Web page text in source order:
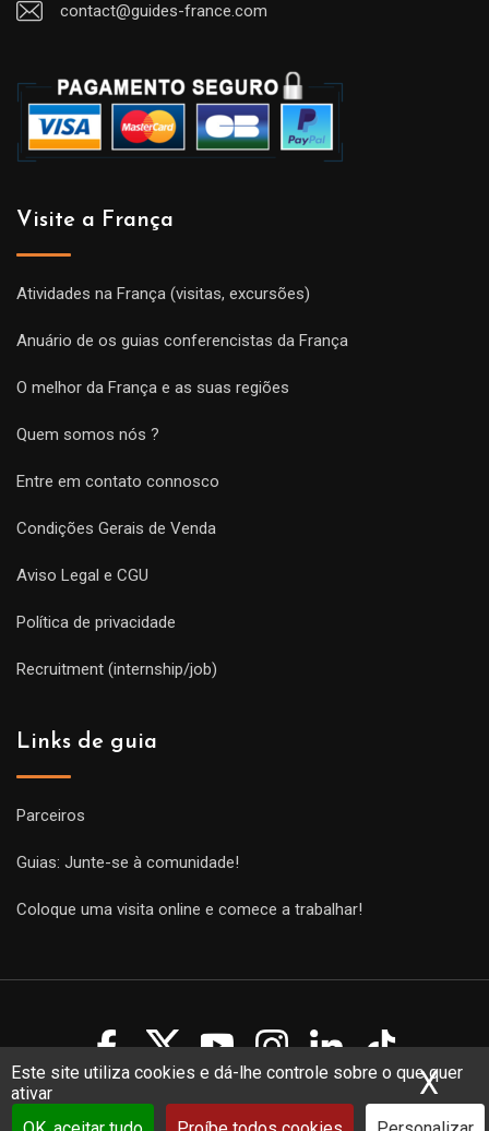
Este site utiliza cookies e dá-lhe controle sobre o que quer
ativar
X
contact@guides-france.com
Visite a França
Atividades na França (visitas, excursões)
Anuário de os guias conferencistas da França
O melhor da França e as suas regiões
Quem somos nós ?
Entre em contato connosco
Condições Gerais de Venda
Aviso Legal e CGU
Política de privacidade
Recruitment (internship/job)
Links de guia
Parceiros
Guias: Junte-se à comunidade!
Coloque uma visita online e comece a trabalhar!
Copyright Guides 2021. Tous droits réservés.
Développement
web sur mesurepar iSoluce